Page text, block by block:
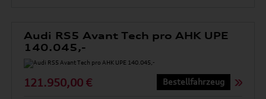
Audi RS5 Avant Tech pro AHK UPE
140.045,-
121.950,00 € Bestellfahrzeug